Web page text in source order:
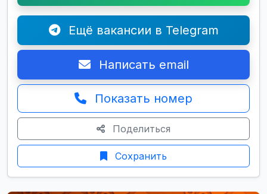
Ещё вакансии в Telegram
Написать email
Показать номер
Поделиться
Сохранить